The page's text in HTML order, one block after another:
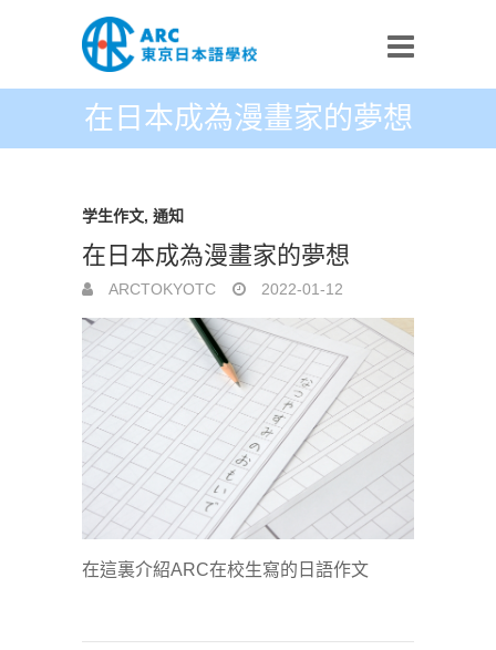
在日本成為漫畫家的夢想
学生​作文, 通知
在日本成為漫畫家的夢想
ARCTOKYOTC 2022-01-12
在這裏介紹ARC在校生寫的日語作文